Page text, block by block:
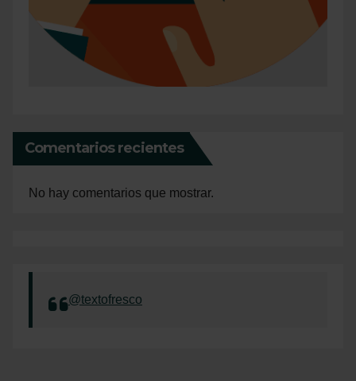
Comentarios recientes
No hay comentarios que mostrar.
@textofresco